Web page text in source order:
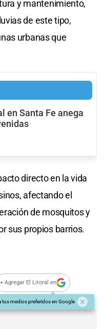
y mantenimiento,
de este tipo,
urbanas que
en Santa Fe anega
directo en la vida
afectando el
de mosquitos y
sus propios barrios.
+ Agregar El Litoral en
tus medios preferidos en Google